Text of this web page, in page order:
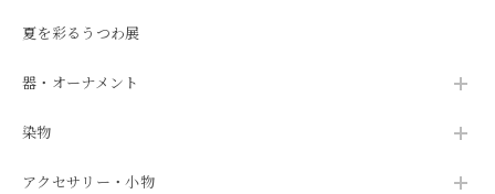
夏を彩るうつわ展
器・オーナメント
染物
アクセサリー・小物